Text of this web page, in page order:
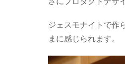
ジェスモナイトで作
まに感じられます。